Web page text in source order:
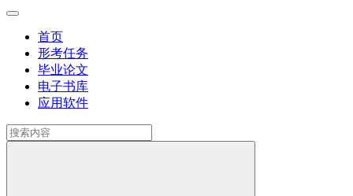
首页
形考任务
毕业论文
电子书库
应用软件